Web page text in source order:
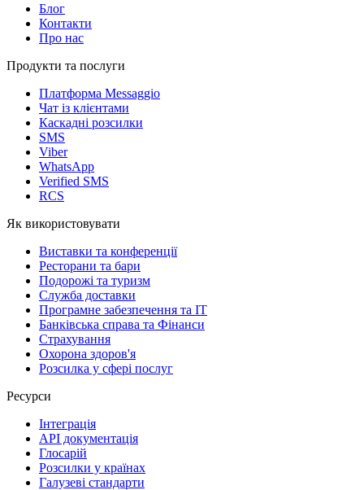
Блог
Контакти
Про нас
Продукти та послуги
Платформа Messaggio
Чат із клієнтами
Каскадні розсилки
SMS
Viber
WhatsApp
Verified SMS
RCS
Як використовувати
Виставки та конференції
Ресторани та бари
Подорожі та туризм
Служба доставки
Програмне забезпечення та IT
Банківська справа та Фінанси
Страхування
Охорона здоров'я
Розсилка у сфері послуг
Ресурси
Інтеграція
API документація
Глосарій
Розсилки у країнах
Галузеві стандарти